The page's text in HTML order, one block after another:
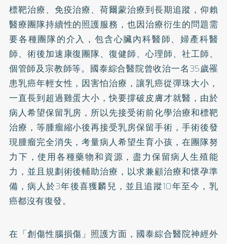
標靶治療、免疫治療、荷爾蒙治療到長期追蹤，仰賴
醫療團隊持續性的照護服務，也因治療衍生的問題需
要各種團隊的介入，包含心臟內科醫師、婦產科醫
師、術後加速康復團隊、復健師、心理師、社工師、
個管師及宗教師等。國泰綜合醫院曾收治一名35歲罹
患乳癌年輕女性，因害怕治療，讓乳癌從彈珠大小，
一直長到超過雞蛋大小，快要撐破皮膚才就醫，由於
病人希望保留乳房，所以先接受術前化學治療和標靶
治療，等腫瘤縮小後再接受乳房保留手術，手術後發
現腫瘤完全消失，考量病人希望生育小孩，在團隊努
力下，使用各種藥物和資源，盡力保留病人生殖能
力，並且規劃術後輔助治療，以求兼顧治療和懷孕準
備，病人於3年後喜獲麟兒，並且追蹤10年至今，乳
癌都沒有復發。
在「創傷性腦損傷」照護方面，國泰綜合醫院神經外